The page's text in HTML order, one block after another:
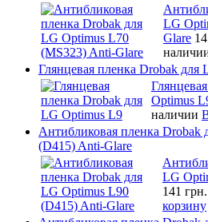
LG
Glare
Глянцевая пленка Drobak для
Optimus
наличии
Антибликовая пленка Drobak
(D415) Anti-Glare
LG
141 грн.
корзину